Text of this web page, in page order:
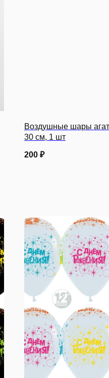
Воздушные шары
30 см, 1 шт
200 ₽